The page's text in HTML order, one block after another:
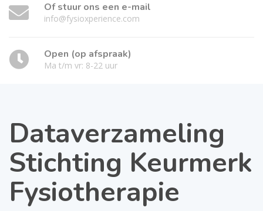
Of stuur ons een e-mail
info@fysioxperience.com
Open (op afspraak)
Ma t/m vr: 8-22 uur
Dataverzameling
Stichting Keurmerk
Fysiotherapie